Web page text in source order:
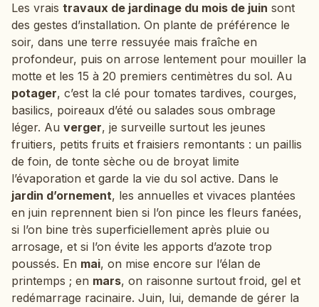
Les vrais travaux de jardinage du mois de juin sont
des gestes d’installation. On plante de préférence le
soir, dans une terre ressuyée mais fraîche en
profondeur, puis on arrose lentement pour mouiller la
motte et les 15 à 20 premiers centimètres du sol. Au
potager, c’est la clé pour tomates tardives, courges,
basilics, poireaux d’été ou salades sous ombrage
léger. Au verger, je surveille surtout les jeunes
fruitiers, petits fruits et fraisiers remontants : un paillis
de foin, de tonte sèche ou de broyat limite
l’évaporation et garde la vie du sol active. Dans le
jardin d’ornement, les annuelles et vivaces plantées
en juin reprennent bien si l’on pince les fleurs fanées,
si l’on bine très superficiellement après pluie ou
arrosage, et si l’on évite les apports d’azote trop
poussés. En mai, on mise encore sur l’élan de
printemps ; en mars, on raisonne surtout froid, gel et
redémarrage racinaire. Juin, lui, demande de gérer la